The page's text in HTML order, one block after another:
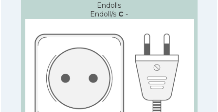
Endolls
Endoll/s C -